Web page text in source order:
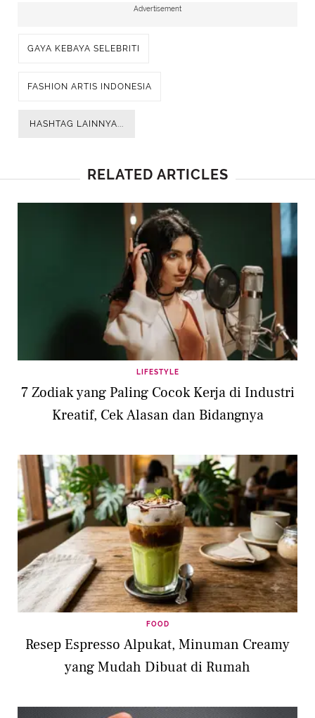
Advertisement
GAYA KEBAYA SELEBRITI
FASHION ARTIS INDONESIA
HASHTAG LAINNYA...
RELATED ARTICLES
LIFESTYLE
7 Zodiak yang Paling Cocok Kerja di Industri
Kreatif, Cek Alasan dan Bidangnya
FOOD
Resep Espresso Alpukat, Minuman Creamy
yang Mudah Dibuat di Rumah